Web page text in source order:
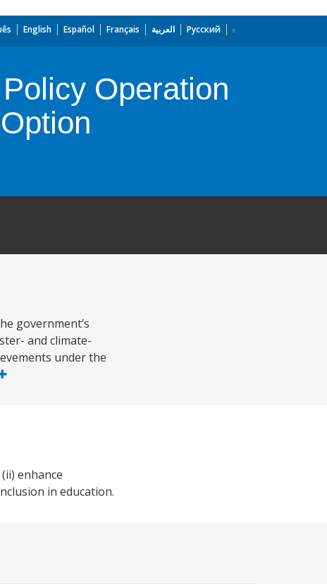
English Español Français العربية Русский
Operation
government’s
and climate-
under the
enhance
in education.